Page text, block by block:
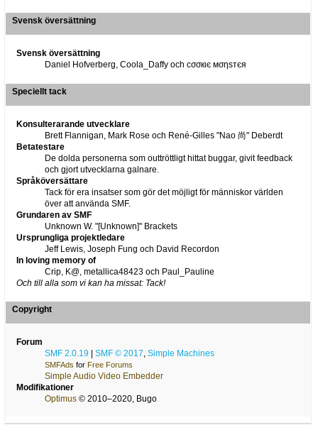
Svensk översättning
Svensk översättning
Daniel Hofverberg, Coola_Daffy och cσσкιє мσηѕтєя
Speciellt tack
Konsulterarande utvecklare
Brett Flannigan, Mark Rose och René-Gilles "Nao 尚" Deberdt
Betatestare
De dolda personerna som outtröttligt hittat buggar, givit feedback
och gjort utvecklarna galnare.
Språköversättare
Tack för era insatser som gör det möjligt för människor världen
över att använda SMF.
Grundaren av SMF
Unknown W. "[Unknown]" Brackets
Ursprungliga projektledare
Jeff Lewis, Joseph Fung och David Recordon
In loving memory of
Crip, K@, metallica48423 och Paul_Pauline
Och till alla som vi kan ha missat: Tack!
Copyright
Forum
SMF 2.0.19
SMF © 2017, Simple Machines
SMFAds for Free Forums
Simple Audio Video Embedder
Modifikationer
Optimus© 2010–2020, Bugo